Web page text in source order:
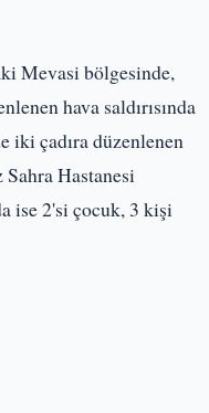
Mevasi bölgesinde,
hava saldırısında
iki çadıra düzenlenen
Hastanesi
ise 2'si çocuk, 3 kişi